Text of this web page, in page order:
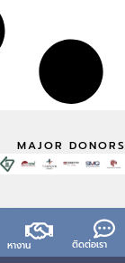
MAJOR DONORS
หางาน ติดต่อเรา